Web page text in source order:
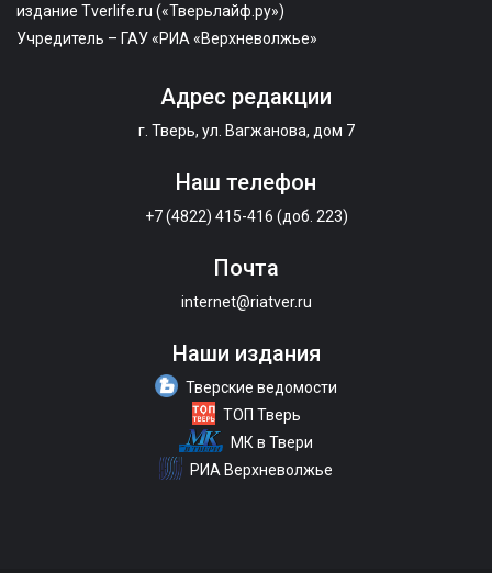
издание Tverlife.ru («Тверьлайф.ру»)
Учредитель – ГАУ «РИА «Верхневолжье»
Адрес редакции
г. Тверь, ул. Вагжанова, дом 7
Наш телефон
+7 (4822) 415-416 (доб. 223)
Почта
internet@riatver.ru
Наши издания
Тверские ведомости
ТОП Тверь
МК в Твери
РИА Верхневолжье